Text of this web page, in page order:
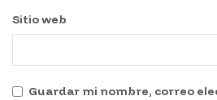
Sitio web
Guardar mi nombre, correo